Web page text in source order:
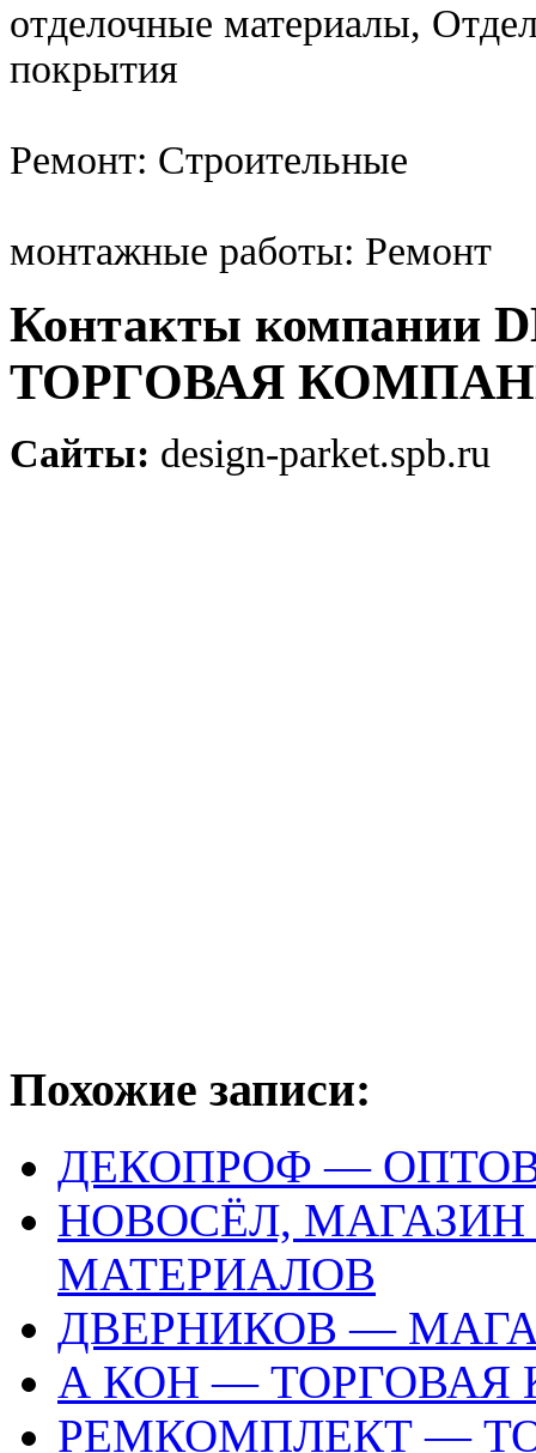
отделочные материалы,
покрытия
Ремонт: Строительные
монтажные работы: Ремонт
Контакты компании
ТОРГОВАЯ
Сайты: design-parket.spb.ru
Похожие записи:
ДЕКОПРОФ —
НОВОСЁЛ,
МАТЕРИАЛОВ
ДВЕРНИКОВ —
А КОН —
РЕМКОМПЛЕКТ —